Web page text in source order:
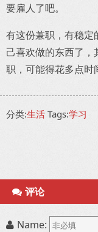
要雇人了吧。
有这份兼职，有稳定
己喜欢做的东西了，
职，可能得花多点时
分类:生活 Tags:学习
评论
Name: